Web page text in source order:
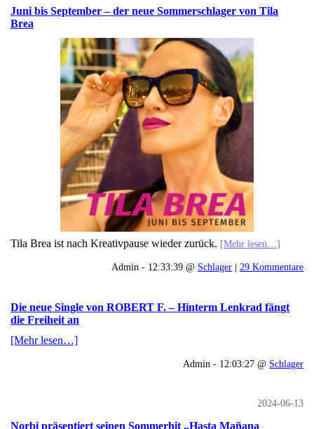
Juni bis September – der neue Sommerschlager von Tila
Brea
Tila Brea ist nach Kreativpause wieder zurück. [Mehr lesen…]
Admin - 12:33:39 @ Schlager | 29 Kommentare
Die neue Single von ROBERT F. – Hinterm Lenkrad fängt
die Freiheit an
[Mehr lesen…]
Admin - 12:03:27 @ Schlager
2024-06-13
Norbi präsentiert seinen Sommerhit „Hasta Mañana